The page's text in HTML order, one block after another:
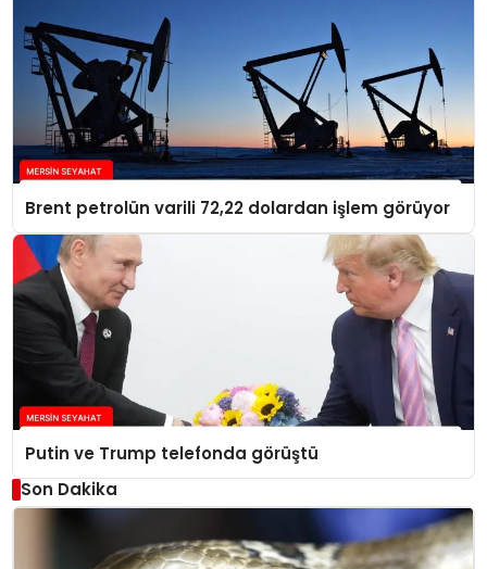
Brent petrolün varili 72,22 dolardan işlem görüyor
Putin ve Trump telefonda görüştü
Son Dakika